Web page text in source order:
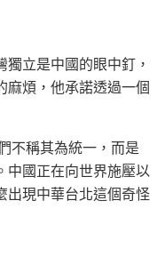
立是中國的眼中釘，
麻煩，他承諾透過一個
不稱其為統一，而是
中國正在向世界施壓以
出現中華台北這個奇怪